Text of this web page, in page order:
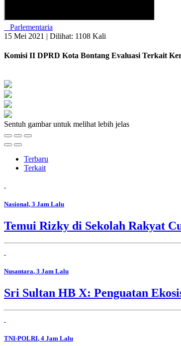
Parlementaria
15 Mei 2021 | Dilihat: 1108 Kali
Komisi II DPRD Kota Bontang Evaluasi Terkait
Sentuh gambar untuk melihat lebih jelas
Terbaru
Terkait
Nasional, 3 Jam Lalu
Temui Rizky di Sekolah Rakyat
Nusantara, 3 Jam Lalu
Sri Sultan HB X: Penguatan
TNI-POLRI, 4 Jam Lalu